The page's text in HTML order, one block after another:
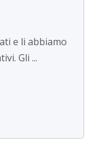
e li abbiamo
Gli ...